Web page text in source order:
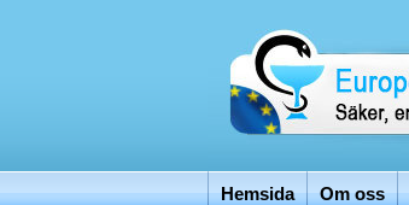
Hemsida Om oss